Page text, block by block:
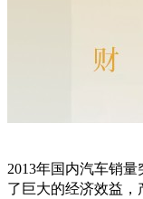
2013年国内汽车销
了巨大的经济效益